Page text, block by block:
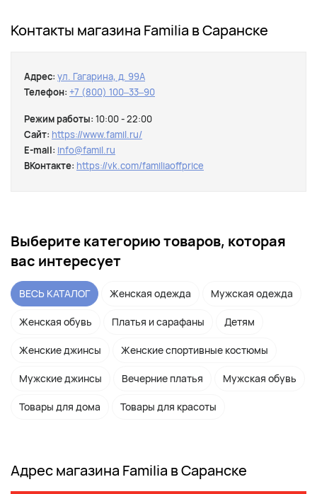
Контакты магазина Familia в Саранске
Адрес: ул. Гагарина, д. 99А
Телефон: +7 (800) 100‒33‒90
Режим работы: 10:00 - 22:00
Сайт: https://www.famil.ru/
E-mail: info@famil.ru
ВКонтакте: https://vk.com/familiaoffprice
Выберите категорию товаров, которая
вас интересует
ВЕСЬ КАТАЛОГ Женская одежда Мужская одежда
Женская обувь Платья и сарафаны Детям
Женские джинсы Женские спортивные костюмы
Мужские джинсы Вечерние платья Мужская обувь
Товары для дома Товары для красоты
Адрес магазина Familia в Саранске